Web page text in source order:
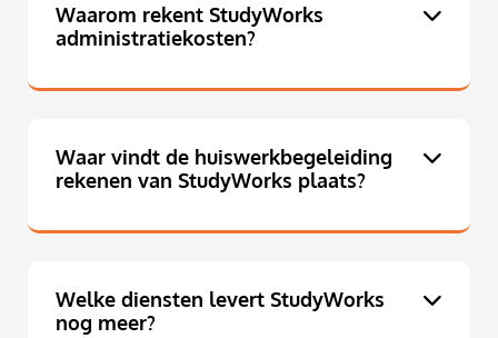
Waarom rekent StudyWorks
administratiekosten?
Waar vindt de huiswerkbegeleiding
rekenen van StudyWorks plaats?
Welke diensten levert StudyWorks
nog meer?